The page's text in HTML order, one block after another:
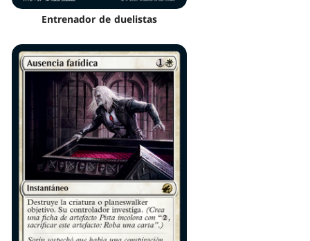
Entrenador de duelistas